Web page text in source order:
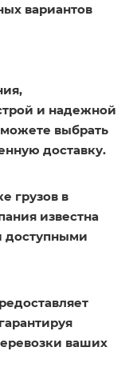
вариантов
и надежной
выбрать
доставку.
грузов в
известна
доступными
ваших